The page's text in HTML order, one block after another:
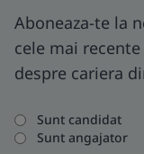
Aboneaza-te la
cele mai
despre cariera
Sunt candidat
Sunt angajator